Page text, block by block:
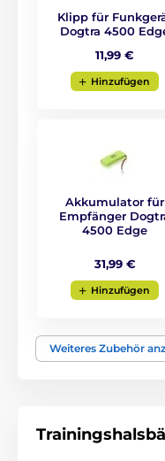
Dogtra
Es ist
Grundbefehlen
Entfernungen.
Art der
(kurz/
Klipp für
Dogtra 4500
11,99 €
Hinzufügen
Akkumulator für
Empfänger
4500 Edge
31,99 €
Hinzufügen
Weiteres Zubehör